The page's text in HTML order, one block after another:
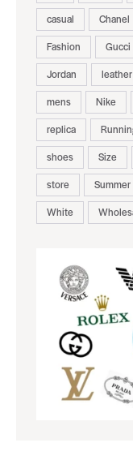
casual
Chanel
Fashion
Gucci
Jordan
leather
mens
Nike
replica
shoes
Size
store
Summer
White